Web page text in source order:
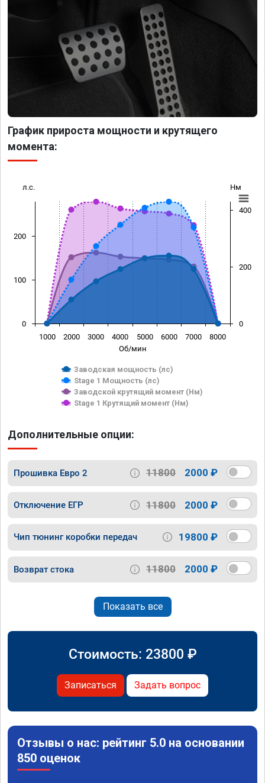
График прироста мощности и крутящего
момента:
Об/мин
л.с. Нм
Заводская мощность (лс)
Stage 1 Мощность (лс)
Заводской крутящий момент (Нм)
Stage 1 Крутящий момент (Нм)
1000 2000 3000 4000 5000 6000 7000 8000
0
100
200
0
200
400
Дополнительные опции:
Прошивка Евро 2 11800 2000 ₽
Отключение ЕГР 11800 2000 ₽
Чип тюнинг коробки передач 19800 ₽
Возврат стока 11800 2000 ₽
Показать все
Стоимость: 23800 ₽
Записаться Задать вопрос
Отзывы о нас: рейтинг 5.0 на основании
850 оценок